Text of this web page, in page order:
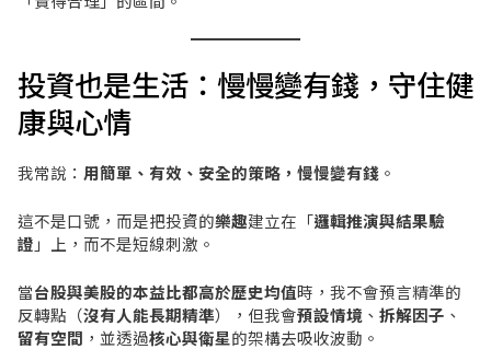
投資也是生活：慢慢變有錢，守住健
康與心情
我常說： 用簡單、有效、安全的策略，慢慢變有錢。
這不是口號，而是把投資的樂趣建立在「邏輯推演與結果驗
證 」上，而不是短線刺激。
當台股與美股的本益比都高於歷史均值時，我不會預言精準的
反轉點（沒有人能長期精準），但我會預設情境、 拆解因子 、
留有空間 ，並透過核心與衛星的架構去吸收波動。